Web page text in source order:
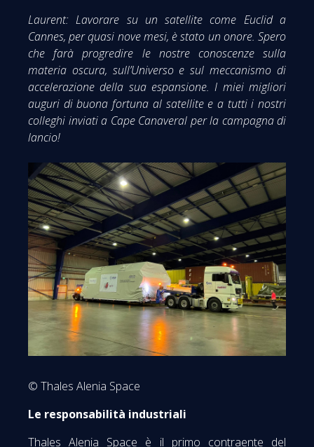
Laurent: Lavorare su un satellite come Euclid a
Cannes, per quasi nove mesi, è stato un onore. Spero
che farà progredire le nostre conoscenze sulla
materia oscura, sull’Universo e sul meccanismo di
accelerazione della sua espansione. I miei migliori
auguri di buona fortuna al satellite e a tutti i nostri
colleghi inviati a Cape Canaveral per la campagna di
lancio!
© Thales Alenia Space
Le responsabilità industriali
Thales Alenia Space è il primo contraente del